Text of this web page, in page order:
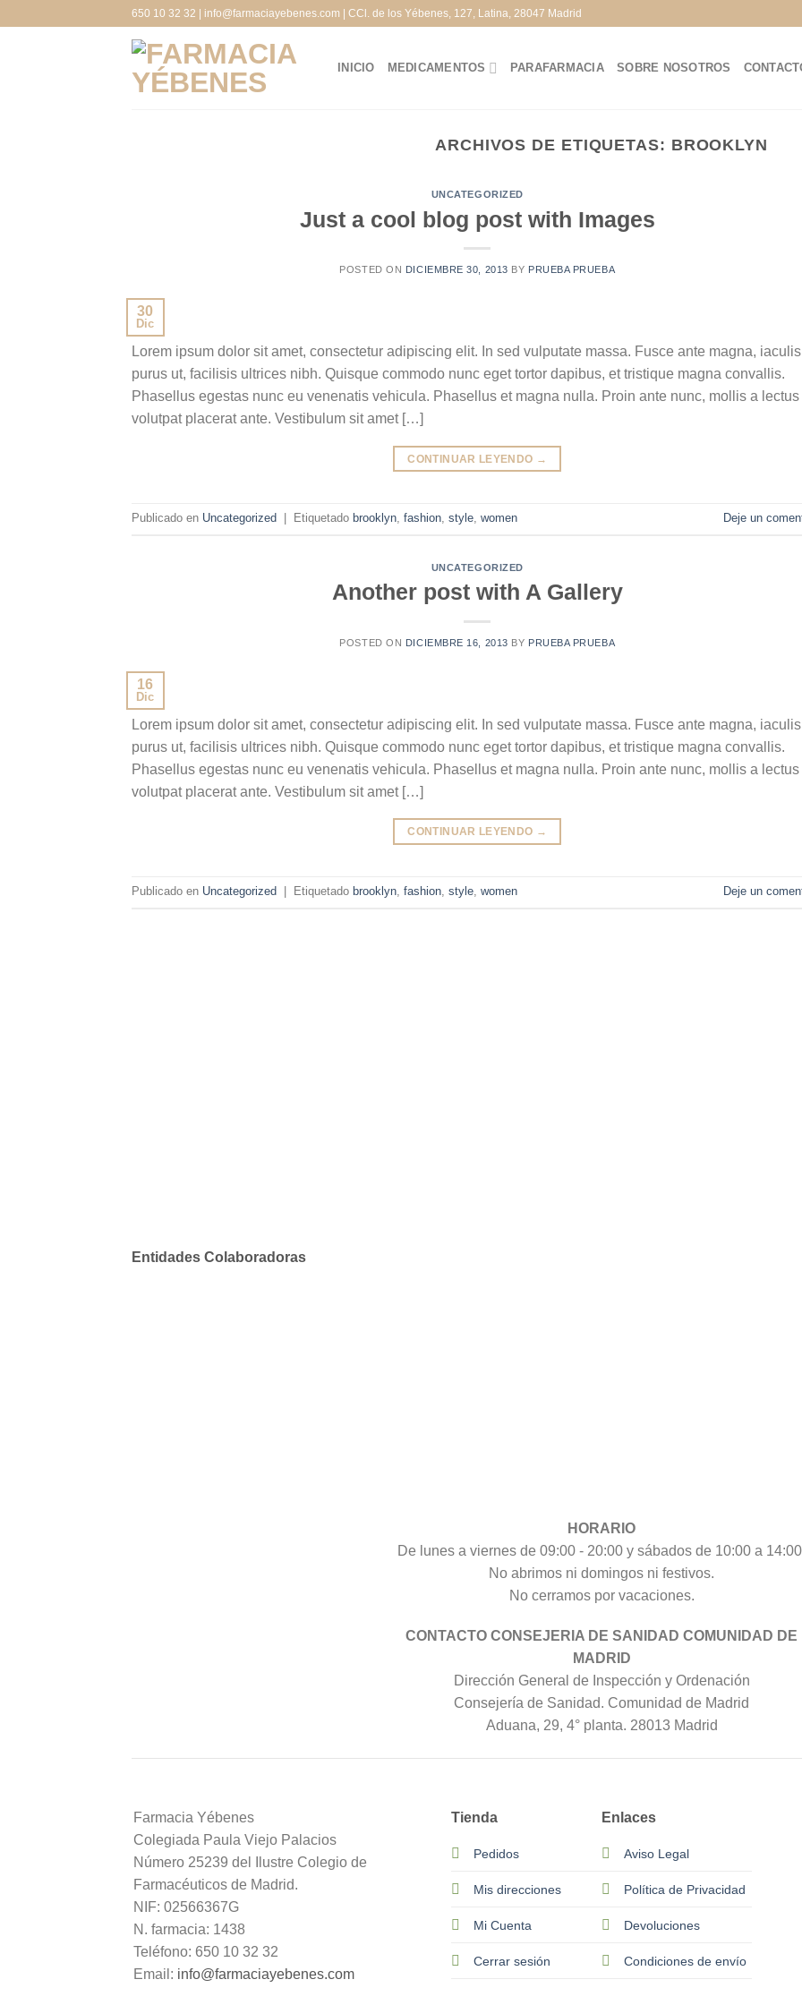
650 10 32 32 | info@farmaciayebenes.com | CCl. de los Yébenes, 127, Latina, 28047 Madrid
INICIO MEDICAMENTOS PARAFARMACIA SOBRE NOSOTROS
ARCHIVOS DE ETIQUETAS: BROOKLYN
UNCATEGORIZED
Just a cool blog post with Images
POSTED ON DICIEMBRE 30, 2013 BY PRUEBA PRUEBA
30
Dic
Lorem ipsum dolor sit amet, consectetur adipiscing elit. In sed vulputate massa. Fusce ante magna,
purus ut, facilisis ultrices nibh. Quisque commodo nunc eget tortor dapibus, et tristique magna convallis.
Phasellus egestas nunc eu venenatis vehicula. Phasellus et magna nulla. Proin ante nunc, mollis a lectus
volutpat placerat ante. Vestibulum sit amet […]
CONTINUAR LEYENDO →
Publicado en Uncategorized Etiquetado brooklyn, fashion, style, women Deje un
UNCATEGORIZED
Another post with A Gallery
POSTED ON DICIEMBRE 16, 2013 BY PRUEBA PRUEBA
16
Dic
Lorem ipsum dolor sit amet, consectetur adipiscing elit. In sed vulputate massa. Fusce ante magna,
purus ut, facilisis ultrices nibh. Quisque commodo nunc eget tortor dapibus, et tristique magna convallis.
Phasellus egestas nunc eu venenatis vehicula. Phasellus et magna nulla. Proin ante nunc, mollis a lectus
volutpat placerat ante. Vestibulum sit amet […]
CONTINUAR LEYENDO →
Publicado en Uncategorized Etiquetado brooklyn, fashion, style, women Deje un
Entidades Colaboradoras
HORARIO
De lunes a viernes de 09:00 - 20:00 y sábados de 10:00 a
No abrimos ni domingos ni festivos.
No cerramos por vacaciones.
CONTACTO CONSEJERIA DE SANIDAD COMUNIDAD DE
MADRID
Dirección General de Inspección y Ordenación
Consejería de Sanidad. Comunidad de Madrid
Aduana, 29, 4° planta. 28013 Madrid
Farmacia Yébenes
Colegiada Paula Viejo Palacios
Número 25239 del Ilustre Colegio de
Farmacéuticos de Madrid.
NIF: 02566367G
N. farmacia: 1438
Teléfono: 650 10 32 32
Email: info@farmaciayebenes.com
Tienda
Pedidos
Mis direcciones
Mi Cuenta
Cerrar sesión
Enlaces
Aviso Legal
Política de Privacidad
Devoluciones
Condiciones de envío